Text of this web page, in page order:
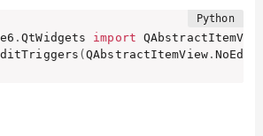
.QtWidgets import
(QAbstractItemView.